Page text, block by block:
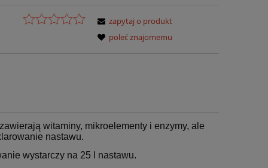
zapytaj o produkt
poleć znajomemu
witaminy, mikroelementy i enzymy, ale
nastawu.
wystarczy na 25 l nastawu.